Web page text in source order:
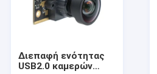
Διεπαφή ενότητας
USB2.0 καμερών